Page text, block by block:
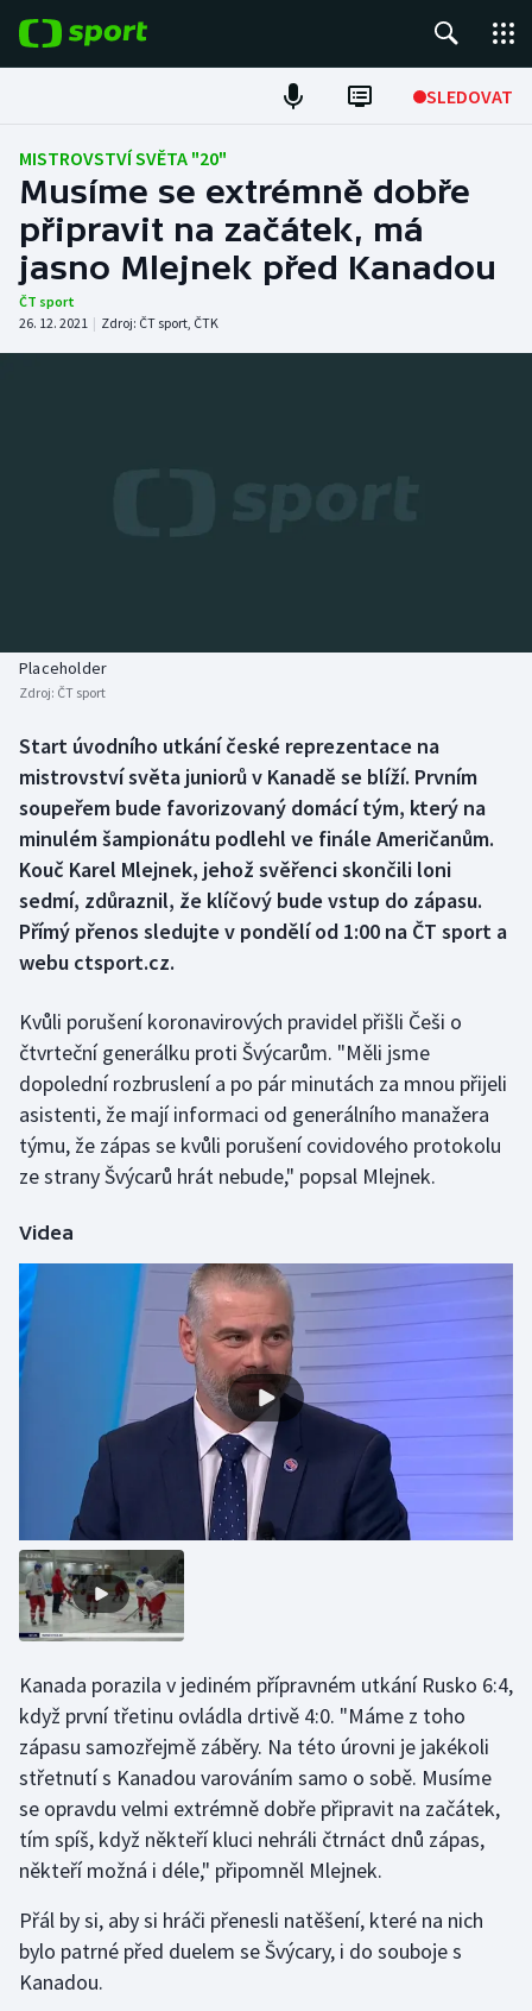
SLEDOVAT
Fotbal
Hokej
Tenis
Atletika
Biatlon
Box
Curling
Dostihy
Florbal
Golf
Gymnastika
Házená
Jezdectví
Krasobruslení
Lyže a snowboard
Moderní pětiboj
Motorsport
Olympijské hry
Parasport
Plavání
Plážový volejbal
Ragby
Rychlobruslení
Rychlostní kanoistika
Aplikace ČT sport
MISTROVSTVÍ SVĚTA "20"
Musíme se extrémně dobře
připravit na začátek, má
jasno Mlejnek před Kanadou
ČT sport
26. 12. 2021 | Zdroj: ČT sport, ČTK
Placeholder
Zdroj: ČT sport
Start úvodního utkání české reprezentace na
mistrovství světa juniorů v Kanadě se blíží. Prvním
soupeřem bude favorizovaný domácí tým, který na
minulém šampionátu podlehl ve finále Američanům.
Kouč Karel Mlejnek, jehož svěřenci skončili loni
sedmí, zdůraznil, že klíčový bude vstup do zápasu.
Přímý přenos sledujte v pondělí od 1:00 na ČT sport a
webu ctsport.cz.
Kvůli porušení koronavirových pravidel přišli Češi o
čtvrteční generálku proti Švýcarům. "Měli jsme
dopolední rozbruslení a po pár minutách za mnou přijeli
asistenti, že mají informaci od generálního manažera
týmu, že zápas se kvůli porušení covidového protokolu
ze strany Švýcarů hrát nebude," popsal Mlejnek.
Videa
Kanada porazila v jediném přípravném utkání Rusko 6:4,
když první třetinu ovládla drtivě 4:0. "Máme z toho
zápasu samozřejmě záběry. Na této úrovni je jakékoli
střetnutí s Kanadou varováním samo o sobě. Musíme
se opravdu velmi extrémně dobře připravit na začátek,
tím spíš, když někteří kluci nehráli čtrnáct dnů zápas,
někteří možná i déle," připomněl Mlejnek.
Přál by si, aby si hráči přenesli natěšení, které na nich
bylo patrné před duelem se Švýcary, i do souboje s
Kanadou.